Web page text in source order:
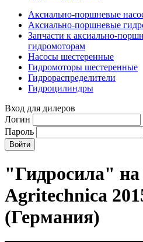
Аксиально-поршневые
Аксиально-поршневые
Запчасти к аксиально-
гидромоторам
Насосы шестеренные
Гидромоторы шестеренные
Гидрораспределители
Гидроцилиндры
Вход для дилеров
Логин
Пароль
"Гидросила" на
Agritechnica
(Германия)